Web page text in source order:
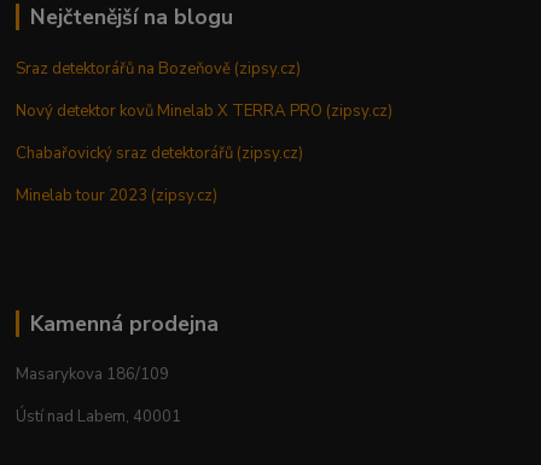
Nejčtenější na blogu
Sraz detektorářů na Bozeňově (zipsy.cz)
Nový detektor kovů Minelab X TERRA PRO (zipsy.cz)
Chabařovický sraz detektorářů (zipsy.cz)
Minelab tour 2023 (zipsy.cz)
Kamenná prodejna
Masarykova 186/109
Ústí nad Labem, 40001